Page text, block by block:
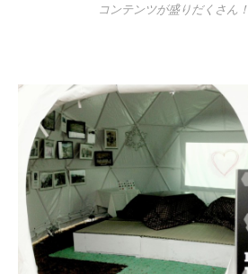
コンテンツが盛りだくさん！